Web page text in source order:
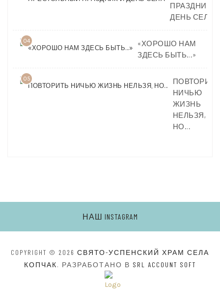
ПРАЗДНИК И
ДЕНЬ СЕЛА
04
«ХОРОШО НАМ
ЗДЕСЬ БЫТЬ…»
05
ПОВТОРИТЬ
НИЧЬЮ
ЖИЗНЬ
НЕЛЬЗЯ,
НО…
НАШ INSTAGRAM
COPYRIGHT © 2026 СВЯТО-УСПЕНСКИЙ ХРАМ СЕЛА
КОПЧАК. РАЗРАБОТАНО В SRL ACCOUNT SOFT